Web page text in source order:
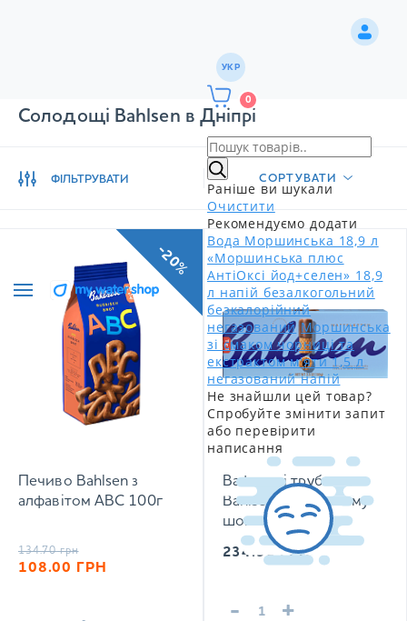
УКР
0
Раніше ви шукали
Очистити
Рекомендуємо додати
Вода Моршинська 18,9 л
«Моршинська плюс
АнтіОксі йод+селен» 18,9
л напій безалкогольний
безкалорійний
негазований Моршинська
зі смаком чорниці та
екстрактом м'яти 1,5 л
негазований напій
Не знайшли цей товар?
Спробуйте змінити запит
або перевірити
написання
Солодощі Bahlsen в Дніпрі
ФІЛЬТРУВАТИ СОРТУВАТИ
Печиво Bahlsen з
алфавітом АВС 100г
134.70 грн
108.00 ГРН
-20%
Вафельні трубочки
Bahlsen у молочному
шоколаді 100 г
234.90ГРН
- +